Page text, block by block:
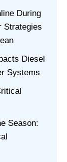
During
Strategies
Diesel
Systems
Season: